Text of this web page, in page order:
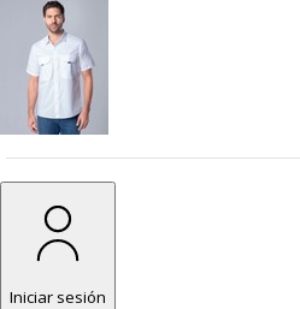
Iniciar sesión